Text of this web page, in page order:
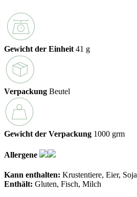
Gewicht der Einheit 41 g
Verpackung Beutel
Gewicht der Verpackung 1000 grm
Allergene
Kann enthalten: Krustentiere Eier Soja
Enthält: Gluten Fisch Milch